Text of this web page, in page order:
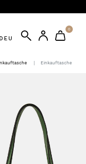
DEU
0
Einkauftasche